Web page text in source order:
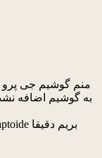
منم گوشیم جی پرو